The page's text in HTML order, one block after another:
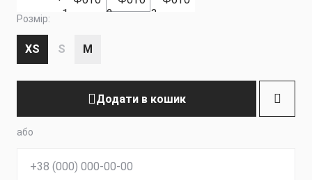
Розмір:
XS S M
Додати в кошик
або